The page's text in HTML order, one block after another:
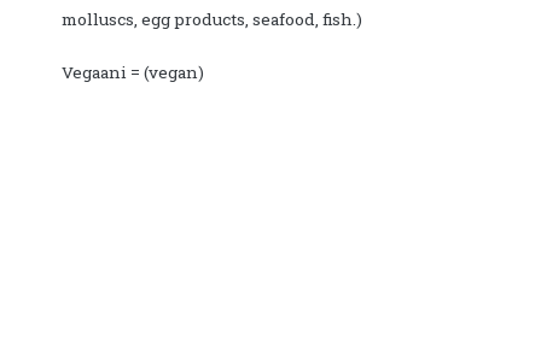
molluscs, egg products, seafood, fish.)
Vegaani = (vegan)